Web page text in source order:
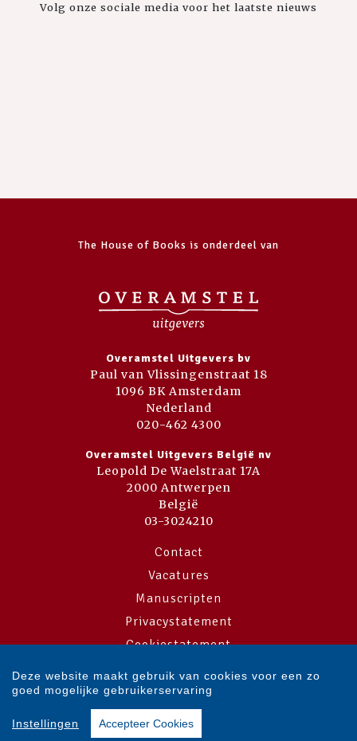
Volg onze sociale media voor het laatste nieuws
The House of Books is onderdeel van
Overamstel Uitgevers bv
Paul van Vlissingenstraat 18
1096 BK Amsterdam
Nederland
020-462 4300
Overamstel Uitgevers België nv
Leopold De Waelstraat 17A
2000 Antwerpen
België
03-3024210
Contact
Vacatures
Manuscripten
Privacystatement
Cookiestatement
Cookie-instellingen
Copyright © 2007-2026 Overamstel Uitgevers - Alle rechten voorbehouden
- Ontwerp door
Deze website maakt gebruik van cookies voor een zo
goed mogelijke gebruikerservaring
Instellingen Accepteer Cookies